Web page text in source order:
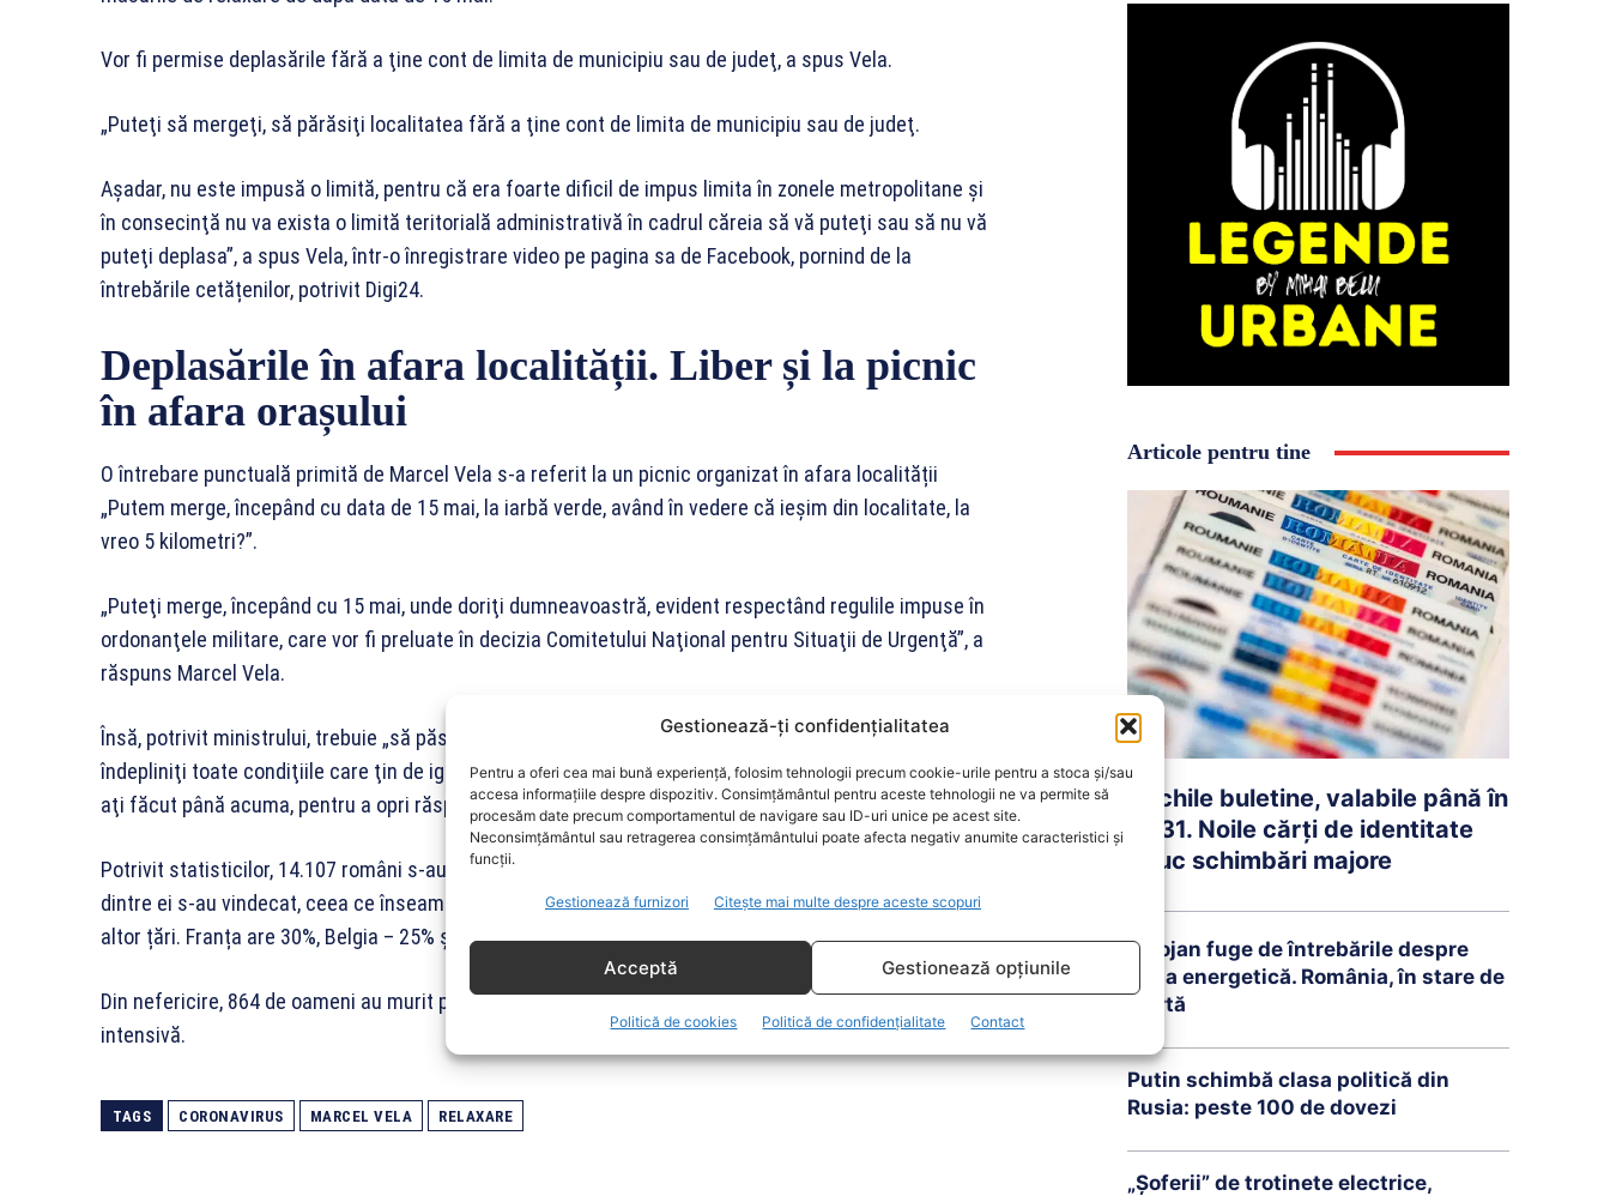
Gestionează-ți confidențialitatea
Pentru a oferi cea mai bună experiență, folosim tehnologii precum cookie-urile pentru a stoca și/sau
accesa informațiile despre dispozitiv. Consimțământul pentru aceste tehnologii ne va permite să
procesăm date precum comportamentul de navigare sau ID-uri unice pe acest site.
Neconsimțământul sau retragerea consimțământului poate afecta negativ anumite caracteristici și
funcții.
Gestionează furnizori Citește mai multe despre aceste scopuri
Acceptă Gestionează opțiunile
Politică de cookies Politică de confidențialitate Contact
Vor fi permise deplasările fără a ţine cont de limita de municipiu sau de judeţ, a spus Vela.
„Puteţi să mergeţi, să părăsiţi localitatea fără a ţine cont de limita de municipiu sau de judeţ.
Aşadar, nu este impusă o limită, pentru că era foarte dificil de impus limita în zonele metropolitane şi
în consecinţă nu va exista o limită teritorială administrativă în cadrul căreia să vă puteţi sau să nu vă
puteţi deplasa”, a spus Vela, într-o înregistrare video pe pagina sa de Facebook, pornind de la
întrebările cetățenilor, potrivit Digi24.
Deplasările în afara localității. Liber și la picnic
în afara orașului
O întrebare punctuală primită de Marcel Vela s-a referit la un picnic organizat în afara localității
„Putem merge, începând cu data de 15 mai, la iarbă verde, având în vedere că ieşim din localitate, la
vreo 5 kilometri?”.
„Puteţi merge, începând cu 15 mai, unde doriţi dumneavoastră, evident respectând regulile impuse în
ordonanţele militare, care vor fi preluate în decizia Comitetului Naţional pentru Situaţii de Urgenţă”, a
răspuns Marcel Vela.
Însă, potrivit ministrului, trebuie „să păstraţi distanţa socială, să aveţi materiale de protecţie şi să
îndepliniţi toate condiţiile care ţin de igiena personală: să vă spălaţi des pe mâini şi să faceţi tot ce
aţi făcut până acuma, pentru a opri răspândirea noului coronavirus”.
Potrivit statisticilor, 14.107 români s-au îmbolnăvit de COVID-19, în ultimele două luni și jumătate. 5.788
dintre ei s-au vindecat, ceea ce înseamnă 41% din total. Un procent pozitiv care ne situează deasupra
altor țări. Franța are 30%, Belgia – 25% și SUA – 16%.
Din nefericire, 864 de oameni au murit până acum, iar 244 sunt internați în acest moment la terapie
intensivă.
TAGS CORONAVIRUS MARCEL VELA RELAXARE
Articole pentru tine
Vechile buletine, valabile până în
2031. Noile cărți de identitate
aduc schimbări majore
Bolojan fuge de întrebările despre
criza energetică. România, în stare de
alertă
Putin schimbă clasa politică din
Rusia: peste 100 de dovezi
„Șoferii” de trotinete electrice,